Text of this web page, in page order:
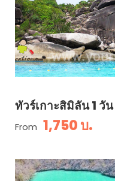
ทัวร์เกาะสิมิลัน 1 วั
From 1,750 บ.